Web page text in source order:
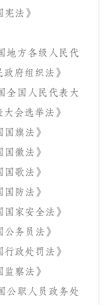
法》
地方各级人民代
府组织法》
全国人民代表大
会选举法》
国旗法》
国徽法》
国歌法》
国防法》
国家安全法》
公务员法》
行政处罚法》
监察法》
公职人员政务处